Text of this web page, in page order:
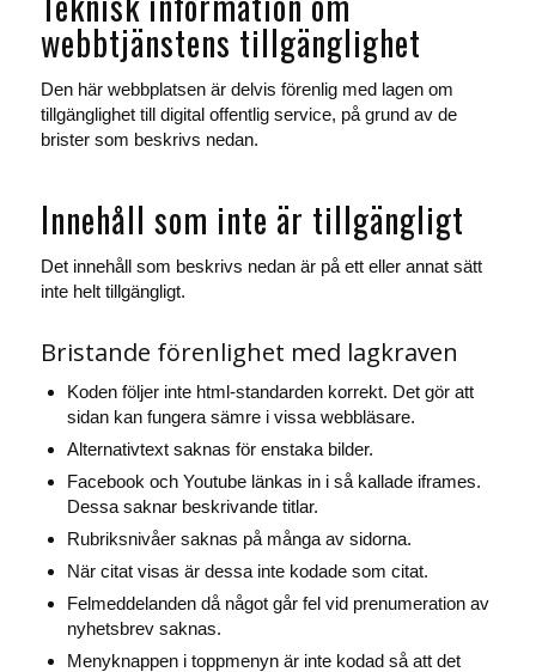
webbtjänstens tillgänglighet
Den här webbplatsen är delvis förenlig med lagen om
tillgänglighet till digital offentlig service, på grund av de
brister som beskrivs nedan.
Innehåll som inte är tillgängligt
Det innehåll som beskrivs nedan är på ett eller annat sätt
inte helt tillgängligt.
Bristande förenlighet med lagkraven
Koden följer inte html-standarden korrekt. Det gör att
sidan kan fungera sämre i vissa webbläsare.
Alternativtext saknas för enstaka bilder.
Facebook och Youtube länkas in i så kallade iframes.
Dessa saknar beskrivande titlar.
Rubriksnivåer saknas på många av sidorna.
När citat visas är dessa inte kodade som citat.
Felmeddelanden då något går fel vid prenumeration av
nyhetsbrev saknas.
Menyknappen i toppmenyn är inte kodad så att det